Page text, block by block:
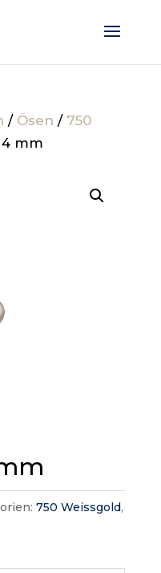
/ Ösen / 750
4 mm
750 Weissgold,